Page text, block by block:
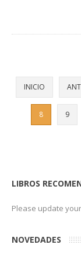
INICIO
8 9
LIBROS
Please update your
NOVEDADES